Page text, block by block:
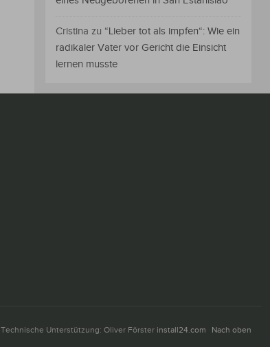
Cristina zu “Lieber tot als impfen“: Wie ein
radikaler Vater vor Gericht die Einsicht
lernen musste
Technische Unterstützung: Oliver Förster install24.com Nach oben